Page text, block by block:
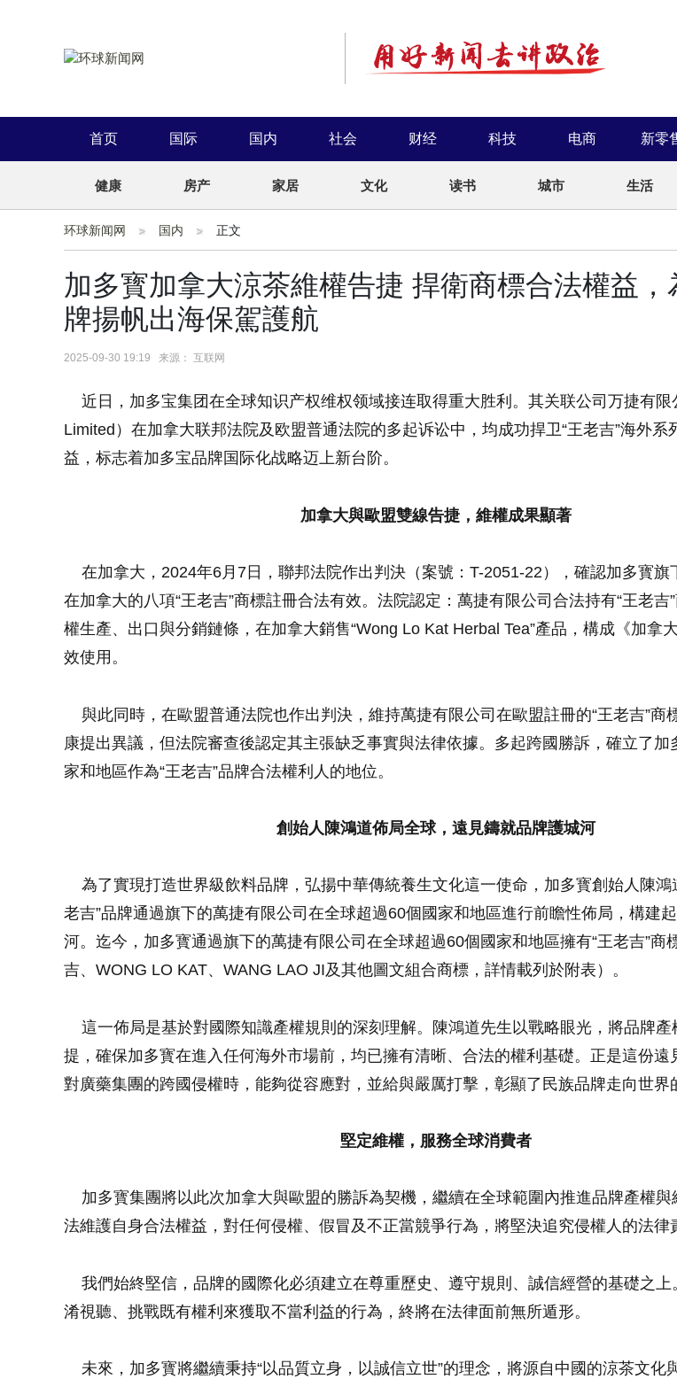
首页 国际 国内 社会 财经 科技 电商 新零
健康 房产 家居 文化 读书 城市 生活
环球新闻网 国内 正文
加多寳加拿大涼茶維權告捷 捍衛商標合法權益，
牌揚帆出海保駕護航
2025-09-30 19:19 来源： 互联网
近日，加多宝集团在全球知识产权维权领域接连取得重大胜利。其关联公司万捷有限
Limited）在加拿大联邦法院及欧盟普通法院的多起诉讼中，均成功捍卫“王老吉”海外系
益，标志着加多宝品牌国际化战略迈上新台阶。
加拿大與歐盟雙線告捷，維權成果顯著
在加拿大，2024年6月7日，聯邦法院作出判決（案號：T-2051-22），確認加多寳旗
在加拿大的八項“王老吉”商標註冊合法有效。法院認定：萬捷有限公司合法持有“王老吉
權生產、出口與分銷鏈條，在加拿大銷售“Wong Lo Kat Herbal Tea”產品，構成《加拿
效使用。
與此同時，在歐盟普通法院也作出判決，維持萬捷有限公司在歐盟註冊的“王老吉”商
康提出異議，但法院審查後認定其主張缺乏事實與法律依據。多起跨國勝訴，確立了加
家和地區作為“王老吉”品牌合法權利人的地位。
創始人陳鴻道佈局全球，遠見鑄就品牌護城河
為了實現打造世界級飲料品牌，弘揚中華傳統養生文化這一使命，加多寳創始人陳鴻
老吉”品牌通過旗下的萬捷有限公司在全球超過60個國家和地區進行前瞻性佈局，構建
河。迄今，加多寳通過旗下的萬捷有限公司在全球超過60個國家和地區擁有“王老吉”商
吉、WONG LO KAT、WANG LAO JI及其他圖文組合商標，詳情載列於附表）。
這一佈局是基於對國際知識產權規則的深刻理解。陳鴻道先生以戰略眼光，將品牌產
提，確保加多寳在進入任何海外市場前，均已擁有清晰、合法的權利基礎。正是這份遠
對廣藥集團的跨國侵權時，能夠從容應對，並給與嚴厲打擊，彰顯了民族品牌走向世界
堅定維權，服務全球消費者
加多寳集團將以此次加拿大與歐盟的勝訴為契機，繼續在全球範圍內推進品牌產權與
法維護自身合法權益，對任何侵權、假冒及不正當競爭行為，將堅決追究侵權人的法律
我們始終堅信，品牌的國際化必須建立在尊重歷史、遵守規則、誠信經營的基礎之上
淆視聽、挑戰既有權利來獲取不當利益的行為，終將在法律面前無所遁形。
未來，加多寳將繼續秉持“以品質立身，以誠信立世”的理念，將源自中國的涼茶文化